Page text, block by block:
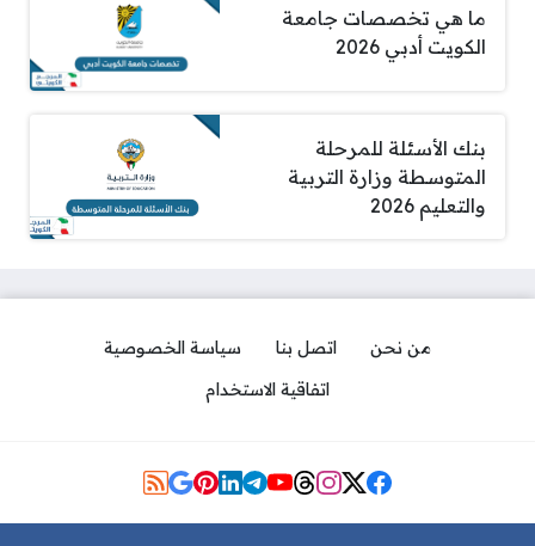
ما هي تخصصات جامعة
الكويت أدبي 2026
بنك الأسئلة للمرحلة
المتوسطة وزارة التربية
والتعليم 2026
من نحن اتصل بنا
سياسة الخصوصية
اتفاقية الاستخدام
مواقع التواصل